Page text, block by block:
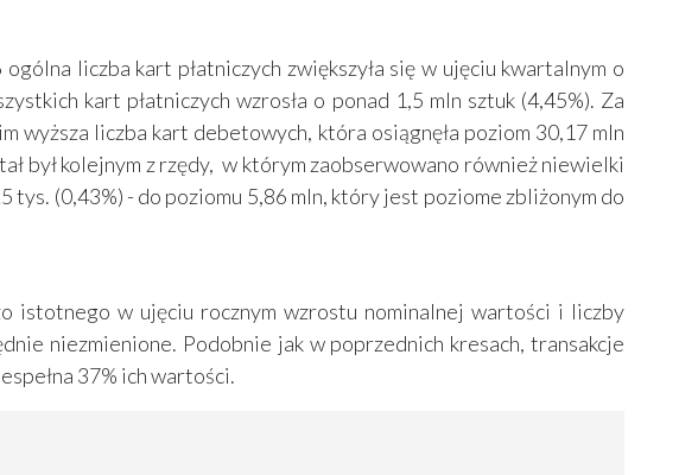
liczba kart płatniczych zwiększyła się w ujęciu kwartalnym o
kart płatniczych wzrosła o ponad 1,5 mln sztuk (4,45%). Za
liczba kart debetowych, która osiągnęła poziom 30,17 mln
był kolejnym z rzędy, w którym zaobserwowano również niewielki
(0,43%) - do poziomu 5,86 mln, który jest poziome zbliżonym do
istotnego w ujęciu rocznym wzrostu nominalnej wartości i liczby
niezmienione. Podobnie jak w poprzednich kresach, transakcje
37% ich wartości.